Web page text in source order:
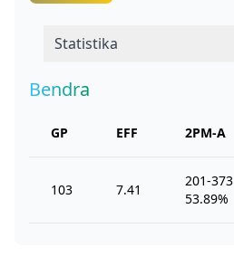
Statistika
Bendra
GP EFF 2PM-A
103 7.41
201-373
53.89%